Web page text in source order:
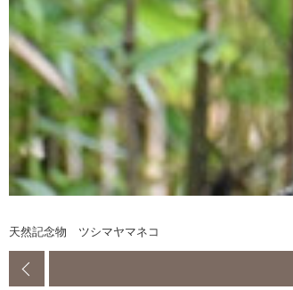
天然記念物 ツシマヤマネコ